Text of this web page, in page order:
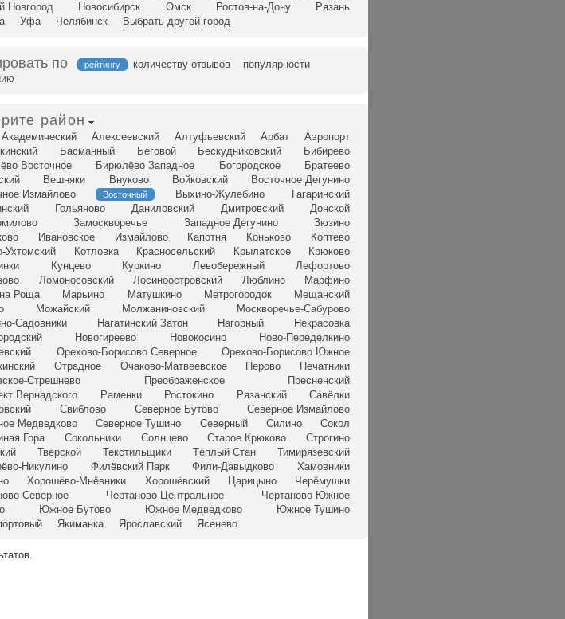
Новгород
Новосибирск Омск Ростов-на-Дону
Рязань
Уфа Челябинск Выбрать другой город
по рейтингу количеству отзывов
популярности
район
Академический Алексеевский Алтуфьевский Арбат
Аэропорт
Басманный Беговой Бескудниковский
Бибирево
Восточное
Бирюлёво Западное Богородское
Братеево
Вешняки Внуково Войковский
Восточное Дегунино
Измайлово
Восточный Выхино-Жулебино
Гагаринский
Гольяново Даниловский Дмитровский
Донской
Замоскворечье Западное Дегунино
Зюзино
Ивановское Измайлово Капотня Коньково
Коптево
Ухтомский
Котловка Красносельский Крылатское
Крюково
Кунцево Куркино Левобережный
Лефортово
Ломоносовский Лосиноостровский Люблино
Марфино
Роща
Марьино Матушкино Метрогородок
Мещанский
Можайский Молжаниновский
Москворечье-Сабурово
Садовники
Нагатинский Затон Нагорный
Некрасовка
Новогиреево Новокосино
Ново-Переделкино
Орехово-Борисово Северное
Орехово-Борисово Южное
Отрадное Очаково-Матвеевское Перово
Печатники
Стрешнево
Преображенское
Пресненский
Вернадского
Раменки Ростокино Рязанский
Савёлки
Свиблово Северное Бутово
Северное Измайлово
Медведково
Северное Тушино Северный Силино
Сокол
Гора
Сокольники Солнцево Старое Крюково
Строгино
Тверской Текстильщики Тёплый Стан
Тимирязевский
Никулино
Филёвский Парк Фили-Давыдково
Хамовники
Хорошёво-Мнёвники Хорошёвский Царицыно
Черёмушки
Северное
Чертаново Центральное
Чертаново Южное
Южное Бутово Южное Медведково
Южное Тушино
Якиманка Ярославский Ясенево